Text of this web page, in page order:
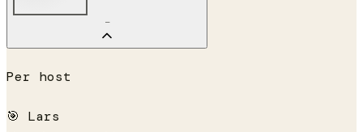
—
Per host
🎯 Lars